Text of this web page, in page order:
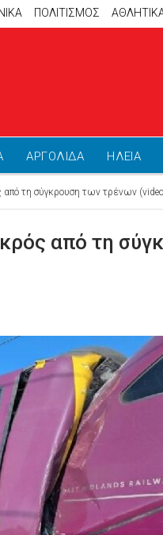
ΠΟΛΙΤΙΣΜΟΣ
ΑΡΓΟΛΙΔΑ ΗΛΕΙΑ
τη σύγκρουση των τρένων
από τη